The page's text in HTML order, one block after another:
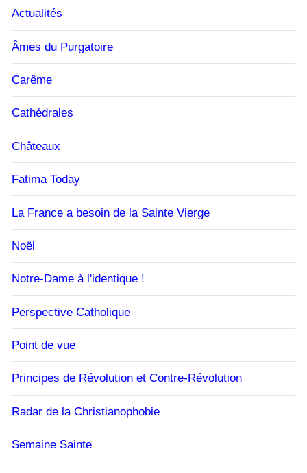
Actualités
Âmes du Purgatoire
Carême
Cathédrales
Châteaux
Fatima Today
La France a besoin de la Sainte Vierge
Noël
Notre-Dame à l'identique !
Perspective Catholique
Point de vue
Principes de Révolution et Contre-Révolution
Radar de la Christianophobie
Semaine Sainte